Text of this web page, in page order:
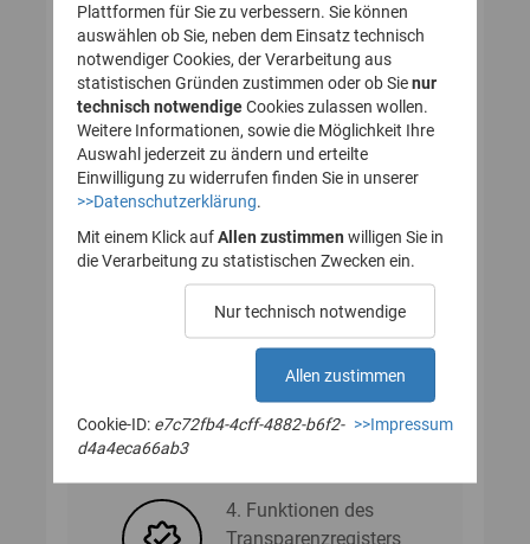
So legen Sie Ihr Nutzerkonto für
das Transparenzregister an
(Registrierung):
1. Nutzerkonto erstellen
des Nutzerkontos
bestätigen
3. Nutzerdaten angeben
4. Funktionen des
Transparenzregisters
Plattformen für Sie zu verbessern. Sie können
auswählen ob Sie, neben dem Einsatz technisch
notwendiger Cookies, der Verarbeitung aus
statistischen Gründen zustimmen oder ob Sienur
technisch notwendigeCookies zulassen wollen.
Weitere Informationen, sowie die Möglichkeit Ihre
Auswahl jederzeit zu ändern und erteilte
Einwilligung zu widerrufen finden Sie in unserer
>>Datenschutzerklärung
Mit einem Klick auf Allen zustimmen willigen Sie in
die Verarbeitung zu statistischen Zwecken ein.
Nur technisch notwendige
Allen zustimmen
Cookie-ID: e7c72fb4-4cff-4882-b6f2-
d4a4eca66ab3
>>Impressum